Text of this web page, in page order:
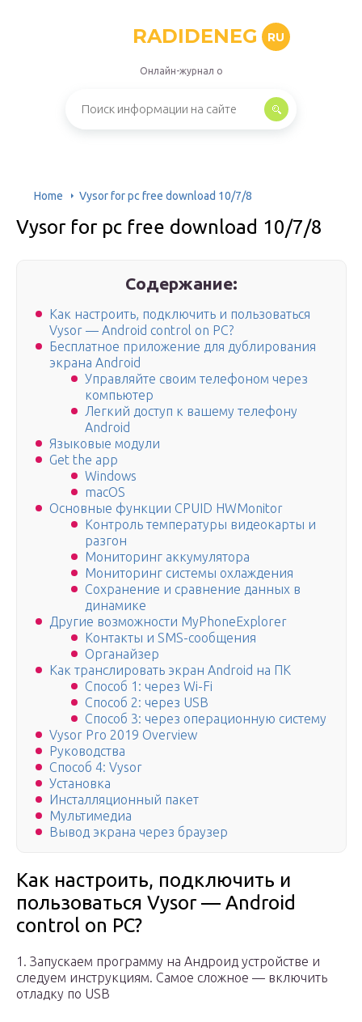
RADIDENEG RU
Онлайн-журнал о
Home Vysor for pc free download 10/7/8
Vysor for pc free download 10/7/8
Содержание:
Как настроить, подключить и пользоваться
Vysor — Android control on PC?
Бесплатное приложение для дублирования
экрана Android
Управляйте своим телефоном через
компьютер
Легкий доступ к вашему телефону
Android
Языковые модули
Get the app
Windows
macOS
Основные функции CPUID HWMonitor
Контроль температуры видеокарты и
разгон
Мониторинг аккумулятора
Мониторинг системы охлаждения
Сохранение и сравнение данных в
динамике
Другие возможности MyPhoneExplorer
Контакты и SMS-сообщения
Органайзер
Как транслировать экран Android на ПК
Способ 1: через Wi-Fi
Способ 2: через USB
Способ 3: через операционную систему
Vysor Pro 2019 Overview
Руководства
Способ 4: Vysor
Установка
Инсталляционный пакет
Мультимедиа
Вывод экрана через браузер
Как настроить, подключить и
пользоваться Vysor — Android
control on PC?
1. Запускаем программу на Андроид устройстве и
следуем инструкциям. Самое сложное — включить
отладку по USB